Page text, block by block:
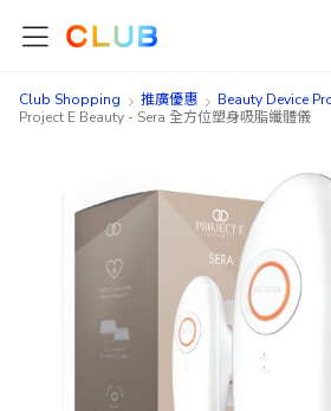
Club Shopping 推廣優惠
Beauty Device
Project E Beauty - Sera 全方位塑身吸脂纖體儀